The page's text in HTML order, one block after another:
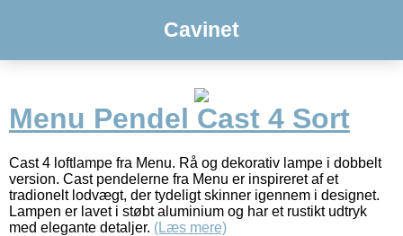
Cavinet
Menu Pendel Cast 4 Sort
Cast 4 loftlampe fra Menu. Rå og dekorativ lampe i dobbelt
version. Cast pendelerne fra Menu er inspireret af et
tradionelt lodvægt, der tydeligt skinner igennem i designet.
Lampen er lavet i støbt aluminium og har et rustikt udtryk
med elegante detaljer. (Læs mere)